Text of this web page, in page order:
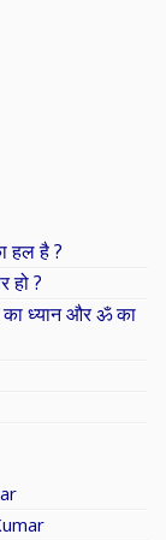
हल है ?
हो ?
का ध्यान और ॐ का